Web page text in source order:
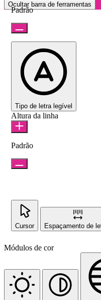
Ocultar barra de ferramentas
Padrão
Tipo de letra legível
Altura da linha
Padrão
Cursor Espaçamento de
Módulos de cor